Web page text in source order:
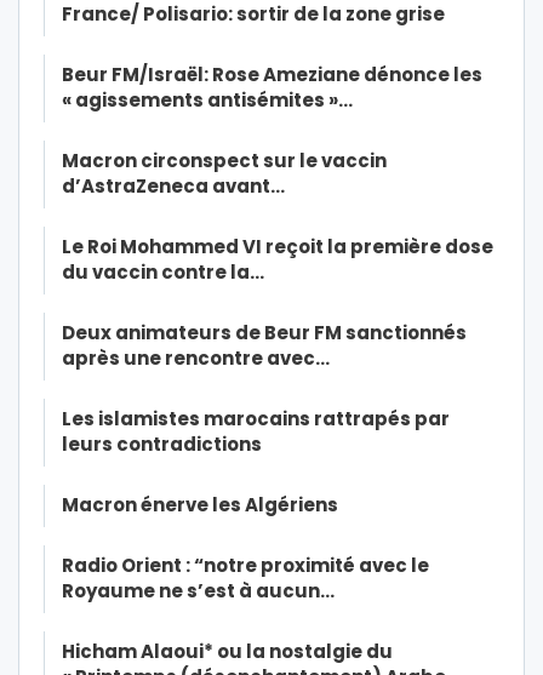
France/ Polisario: sortir de la zone grise
Beur FM/Israël: Rose Ameziane dénonce les
« agissements antisémites »…
Macron circonspect sur le vaccin
d’AstraZeneca avant…
Le Roi Mohammed VI reçoit la première dose
du vaccin contre la…
Deux animateurs de Beur FM sanctionnés
après une rencontre avec…
Les islamistes marocains rattrapés par
leurs contradictions
Macron énerve les Algériens
Radio Orient : “notre proximité avec le
Royaume ne s’est à aucun…
Hicham Alaoui* ou la nostalgie du